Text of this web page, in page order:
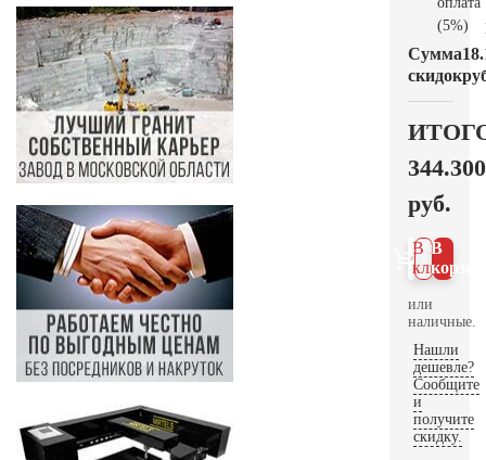
(5%)
Сумма
скидок
344.300
руб.
В
В 1
клик
или
наличные.
Нашли
дешевле?
Сообщите
и
получите
скидку.